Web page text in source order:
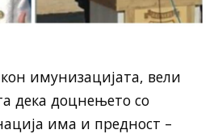
имунизацијата, вели
дека доцнењето со
има и предност –